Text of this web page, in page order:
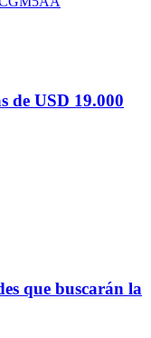
de USD 19.000
que buscarán la